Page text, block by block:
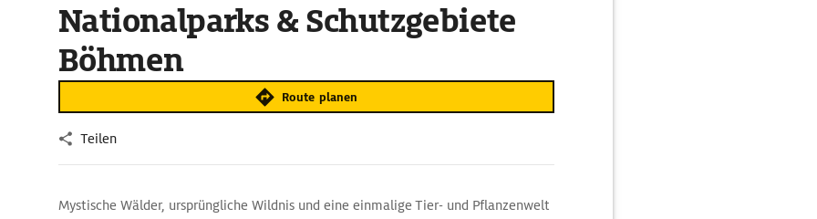
Nationalparks & Schutzgebiete
Böhmen
Route planen
Teilen
Mystische Wälder, ursprüngliche Wildnis und eine einmalige Tier- und Pflanzenwelt